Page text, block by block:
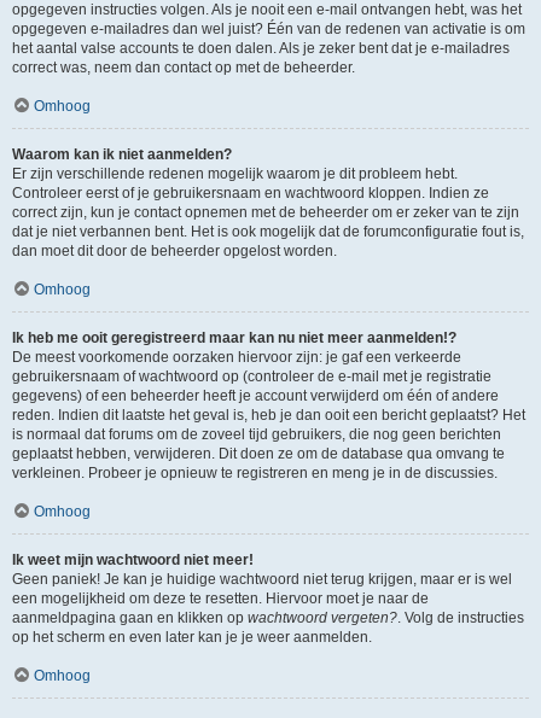
opgegeven instructies volgen. Als je nooit een e-mail ontvangen hebt, was het
opgegeven e-mailadres dan wel juist? Één van de redenen van activatie is om
het aantal valse accounts te doen dalen. Als je zeker bent dat je e-mailadres
correct was, neem dan contact op met de beheerder.
Omhoog
Waarom kan ik niet aanmelden?
Er zijn verschillende redenen mogelijk waarom je dit probleem hebt.
Controleer eerst of je gebruikersnaam en wachtwoord kloppen. Indien ze
correct zijn, kun je contact opnemen met de beheerder om er zeker van te zijn
dat je niet verbannen bent. Het is ook mogelijk dat de forumconfiguratie fout is,
dan moet dit door de beheerder opgelost worden.
Omhoog
Ik heb me ooit geregistreerd maar kan nu niet meer aanmelden!?
De meest voorkomende oorzaken hiervoor zijn: je gaf een verkeerde
gebruikersnaam of wachtwoord op (controleer de e-mail met je registratie
gegevens) of een beheerder heeft je account verwijderd om één of andere
reden. Indien dit laatste het geval is, heb je dan ooit een bericht geplaatst? Het
is normaal dat forums om de zoveel tijd gebruikers, die nog geen berichten
geplaatst hebben, verwijderen. Dit doen ze om de database qua omvang te
verkleinen. Probeer je opnieuw te registreren en meng je in de discussies.
Omhoog
Ik weet mijn wachtwoord niet meer!
Geen paniek! Je kan je huidige wachtwoord niet terug krijgen, maar er is wel
een mogelijkheid om deze te resetten. Hiervoor moet je naar de
aanmeldpagina gaan en klikken op wachtwoord vergeten?. Volg de instructies
op het scherm en even later kan je je weer aanmelden.
Omhoog